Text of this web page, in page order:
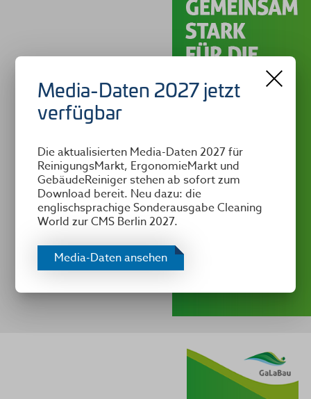
Media-Daten 2027 jetzt
verfügbar
Die aktualisierten Media-Daten 2027 für
ReinigungsMarkt, ErgonomieMarkt und
GebäudeReiniger stehen ab sofort zum
Download bereit. Neu dazu: die
englischsprachige Sonderausgabe Cleaning
World zur CMS Berlin 2027.
Media-Daten ansehen